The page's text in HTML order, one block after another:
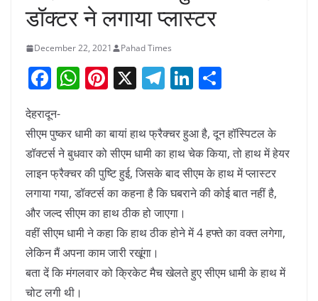
डॉक्टर ने लगाया प्लास्टर
December 22, 2021 Pahad Times
F
c
e
b
o
o
k
W
at
s
A
p
p
Pi
er
e
st
X T
e
gr
a
m
Li
k
e
dI
n
ar
e
देहरादून-
सीएम पुष्कर धामी का बायां हाथ फ्रैक्चर हुआ है, दून हॉस्पिटल के
डॉक्टर्स ने बुधवार को सीएम धामी का हाथ चेक किया, तो हाथ में हेयर
लाइन फ्रैक्चर की पुष्टि हुई, जिसके बाद सीएम के हाथ में प्लास्टर
लगाया गया, डॉक्टर्स का कहना है कि घबराने की कोई बात नहीं है,
और जल्द सीएम का हाथ ठीक हो जाएगा।
वहीं सीएम धामी ने कहा कि हाथ ठीक होने में 4 हफ्ते का वक्त लगेगा,
लेकिन मैं अपना काम जारी रखूंगा।
बता दें कि मंगलवार को क्रिकेट मैच खेलते हुए सीएम धामी के हाथ में
चोट लगी थी।